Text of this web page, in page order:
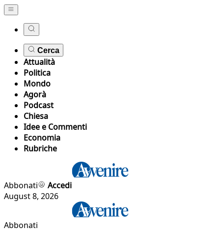
Cerca
Attualità
Politica
Mondo
Agorà
Podcast
Chiesa
Idee e Commenti
Economia
Rubriche
Abbonati
Accedi
August 8, 2026
Abbonati